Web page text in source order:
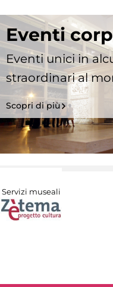
Eventi
Eventi unici in
straordinari al
Scopri di più
Servizi museali